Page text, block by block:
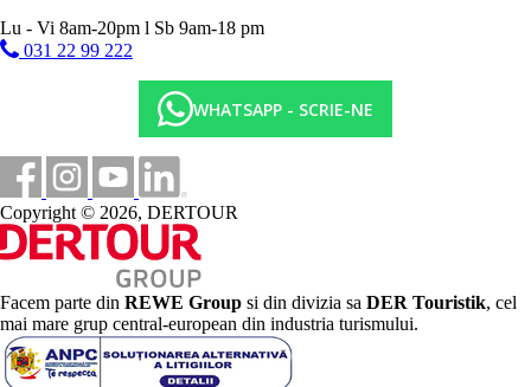
Lu - Vi 8am-20pm l Sb 9am-18 pm
031 22 99 222
WHATSAPP - SCRIE-NE
Copyright © 2026, DERTOUR
Facem parte din REWE Group si din divizia sa DER Touristik, cel
mai mare grup central-european din industria turismului.